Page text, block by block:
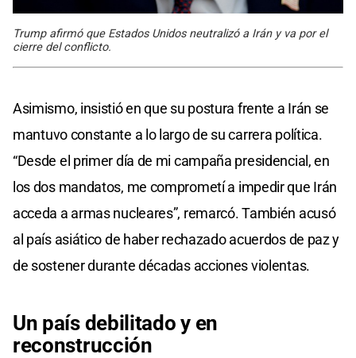
Trump afirmó que Estados Unidos neutralizó a Irán y va por el
cierre del conflicto.
Asimismo, insistió en que su postura frente a Irán se
mantuvo constante a lo largo de su carrera política.
“Desde el primer día de mi campaña presidencial, en
los dos mandatos, me comprometí a impedir que Irán
acceda a armas nucleares”, remarcó. También acusó
al país asiático de haber rechazado acuerdos de paz y
de sostener durante décadas acciones violentas.
Un país debilitado y en
reconstrucción